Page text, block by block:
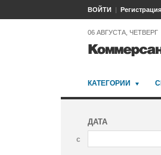
ВОЙТИ Регистрация
06 АВГУСТА, ЧЕТВЕРГ
КАТЕГОРИИ
ДАТА
с